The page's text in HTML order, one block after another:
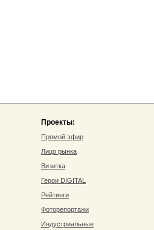
Проекты:
Прямой эфир
Лицо рынка
Визитка
Герои DIGITAL
Рейтинги
Фоторепортажи
Индустриальные